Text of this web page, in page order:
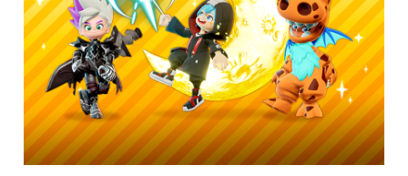
Vídeos
Manual en línea
Detalles del producto
Language